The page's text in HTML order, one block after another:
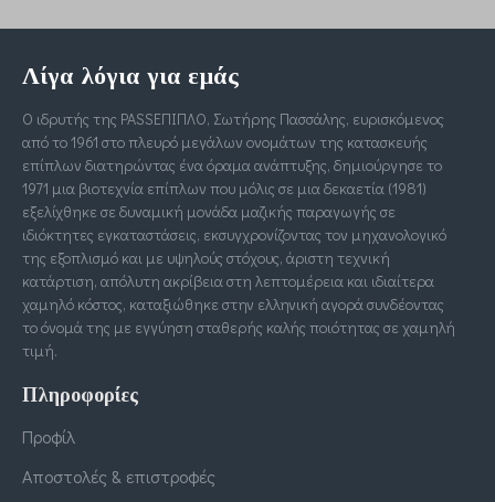
Λίγα λόγια για εμάς
Ο ιδρυτής της PASSΕΠΙΠΛΟ, Σωτήρης Πασσάλης, ευρισκόμενος
από το 1961 στο πλευρό μεγάλων ονομάτων της κατασκευής
επίπλων διατηρώντας ένα όραμα ανάπτυξης, δημιούργησε το
1971 μια βιοτεχνία επίπλων που μόλις σε μια δεκαετία (1981)
εξελίχθηκε σε δυναμική μονάδα μαζικής παραγωγής σε
ιδιόκτητες εγκαταστάσεις, εκσυγχρονίζοντας τον μηχανολογικό
της εξοπλισμό και με υψηλούς στόχους, άριστη τεχνική
κατάρτιση, απόλυτη ακρίβεια στη λεπτομέρεια και ιδιαίτερα
χαμηλό κόστος, καταξιώθηκε στην ελληνική αγορά συνδέοντας
το όνομά της με εγγύηση σταθερής καλής ποιότητας σε χαμηλή
τιμή.
Πληροφορίες
Προφίλ
Αποστολές & επιστροφές